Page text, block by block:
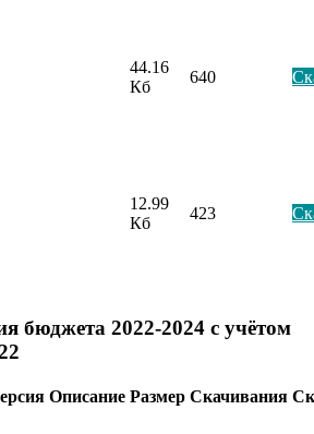
44.16
Кб
640
12.99
Кб
423
бюджета 2022-2024 с учётом
Описание Размер Скачивания